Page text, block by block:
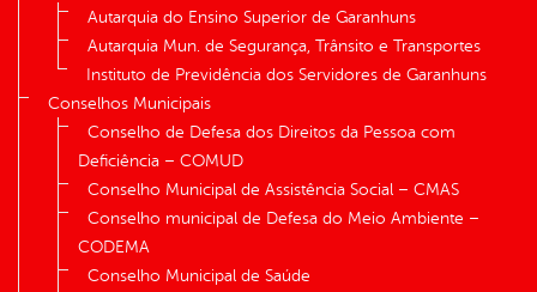
Autarquia do Ensino Superior de Garanhuns
Autarquia Mun. de Segurança, Trânsito e Transportes
Instituto de Previdência dos Servidores de Garanhuns
Conselhos Municipais
Conselho de Defesa dos Direitos da Pessoa com
Deficiência – COMUD
Conselho Municipal de Assistência Social – CMAS
Conselho municipal de Defesa do Meio Ambiente –
CODEMA
Conselho Municipal de Saúde